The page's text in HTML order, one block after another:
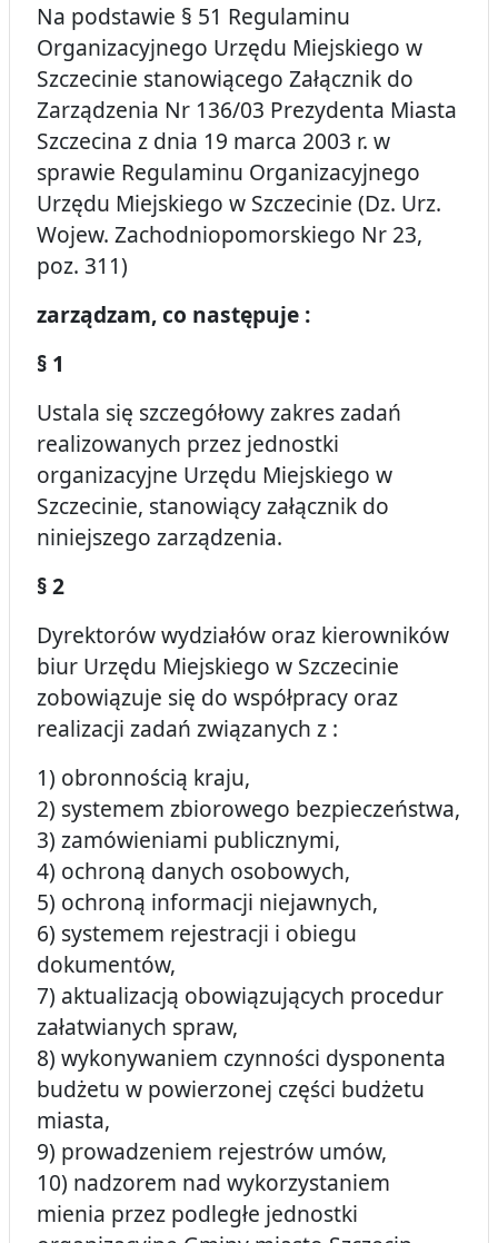
Na podstawie § 51 Regulaminu
Organizacyjnego Urzędu Miejskiego w
Szczecinie stanowiącego Załącznik do
Zarządzenia Nr 136/03 Prezydenta Miasta
Szczecina z dnia 19 marca 2003 r. w
sprawie Regulaminu Organizacyjnego
Urzędu Miejskiego w Szczecinie (Dz. Urz.
Wojew. Zachodniopomorskiego Nr 23,
poz. 311)
zarządzam, co następuje :
§ 1
Ustala się szczegółowy zakres zadań
realizowanych przez jednostki
organizacyjne Urzędu Miejskiego w
Szczecinie, stanowiący załącznik do
niniejszego zarządzenia.
§ 2
Dyrektorów wydziałów oraz kierowników
biur Urzędu Miejskiego w Szczecinie
zobowiązuje się do współpracy oraz
realizacji zadań związanych z :
1) obronnością kraju,
2) systemem zbiorowego bezpieczeństwa,
3) zamówieniami publicznymi,
4) ochroną danych osobowych,
5) ochroną informacji niejawnych,
6) systemem rejestracji i obiegu
dokumentów,
7) aktualizacją obowiązujących procedur
załatwianych spraw,
8) wykonywaniem czynności dysponenta
budżetu w powierzonej części budżetu
miasta,
9) prowadzeniem rejestrów umów,
10) nadzorem nad wykorzystaniem
mienia przez podległe jednostki